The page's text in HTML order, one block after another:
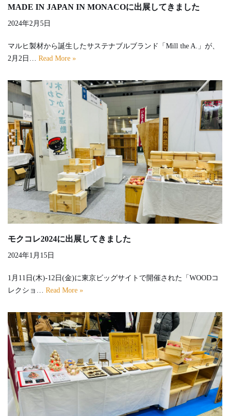
MADE IN JAPAN IN MONACOに出展してきました
2024年2月5日
マルヒ製材から誕生したサステナブルブランド「Mill the A.」が、
2月2日… Read More »
モクコレ2024に出展してきました
2024年1月15日
1月11日(木)-12日(金)に東京ビッグサイトで開催された「WOODコ
レクショ… Read More »